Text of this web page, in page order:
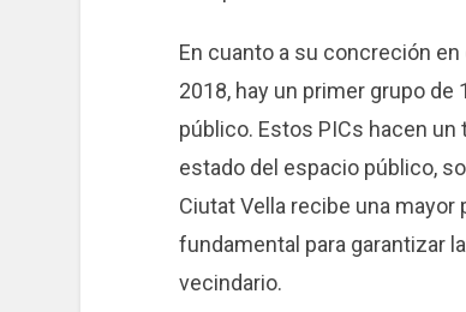
En cuanto a su concreción
2018, hay un primer grupo
público. Estos PICs hacen
estado del espacio público,
Ciutat Vella recibe una
fundamental para garantizar
vecindario.